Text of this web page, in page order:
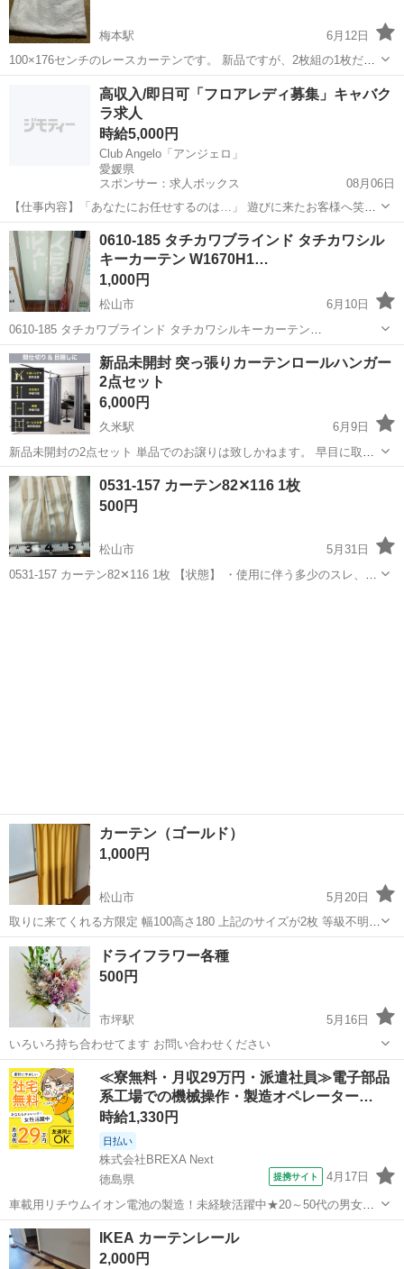
梅本駅
6月12日
100×176センチのレースカーテンです。 新品ですが、2枚組の1枚だけ
です。
東温市 梅本駅 カーテン、ブラインド
高収入/即日可「フロアレディ募集」キャバク
ラ求人
時給5,000円
Club Angelo「アンジェロ」
愛媛県
スポンサー：求人ボックス
08月06日
【仕事内容】「あなたにお任せするのは…」 遊びに来たお客様へ笑顔
でご挨拶 お好みのドリンクを作ってご提供 ワイワイお話で盛り上げる
最後はニッコリお見送り 「Club Angelo「アンジェロ」」でのお仕事
に、これ以上難しいことは...
アルバイト・パート
0610-185 タチカワブラインド タチカワシル
キーカーテン W1670H1…
1,000円
松山市
6月10日
0610-185 タチカワブラインド タチカワシルキーカーテン
W1670H1160 2012年製 【状態】 ・使用に伴う多少のスレ、キズ、落
としきれない汚れなどございます ・詳細は現地でご確認ください ・
お...
愛媛 松山市 カーテン、ブラインド
新品未開封 突っ張りカーテンロールハンガー
2点セット
6,000円
久米駅
6月9日
新品未開封の2点セット 単品でのお譲りは致しかねます。 早目に取り
に来て頂ける方にお譲りします。 現物は、写真5枚目になります。 ド
タキャンしない方、中古品ご理解頂ける方のみお問い合わせくださ
い。 出来るだけ早く取り...
愛媛 伊予郡 カーテン、ブラインド
0531-157 カーテン82✕116 1枚
500円
松山市
5月31日
0531-157 カーテン82✕116 1枚 【状態】 ・使用に伴う多少のスレ、キ
カーテン（ゴールド）
1,000円
松山市
5月20日
取りに来てくれる方限定 幅100高さ180 上記のサイズが2枚 等級不明
中古品・現状渡しとしてお譲りしているため、基本的には返品対応は
難しい認識でおります。 ご了承いただけますと幸いです。
愛媛 松山市 カーテン、ブラインド
ドライフラワー各種
500円
市坪駅
5月16日
いろいろ持ち合わせてます お問い合わせください
愛媛 松山市 市坪駅 カーテン、ブラインド カーテン
≪寮無料・月収29万円・派遣社員≫電子部品
系工場での機械操作・製造オペレーター…
時給1,330円
日払い
株式会社BREXA Next
徳島県
提携サイト 4月17日
車載用リチウムイオン電池の製造！未経験活躍中★20～50代の男女活
躍中！寮費無料★備品付き1R寮完備！自宅からマイカー通勤OK！無料
駐車場完備◎正社員登用制度あり！《徳島県板野郡松茂町》 人気の工
場のお仕事 ◇車載用リチウ...
徳島 その他
IKEA カーテンレール
2,000円